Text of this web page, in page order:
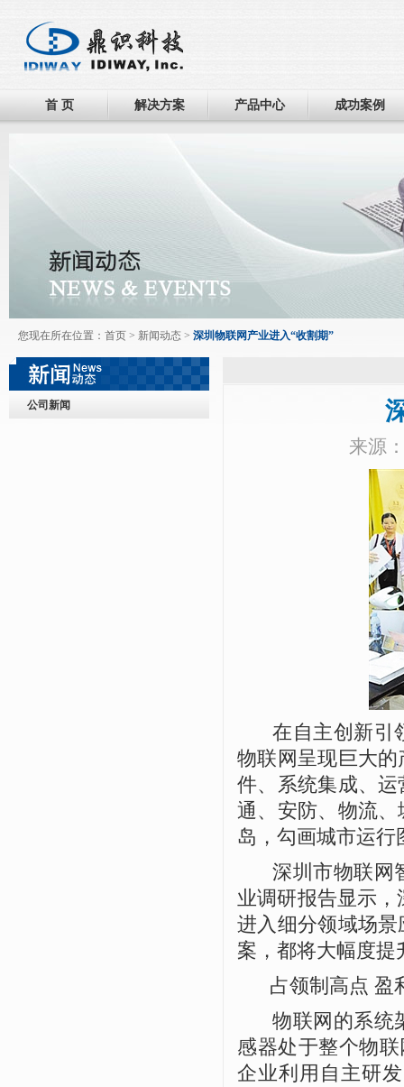
首 页 解决方案 产品中心 成功案例
您现在所在位置： 首页 > 新闻动态 > 深圳物联网产业进入“收割期”
公司新闻
来源
在自主创新引领
物联网呈现巨大
件、系统集成、
通、安防、物流
岛，勾画城市运
深圳市物联网
业调研报告显示
进入细分领域场
案，都将大幅度提
占领制高点 盈
物联网的系统架
感器处于整个物
企业利用自主研